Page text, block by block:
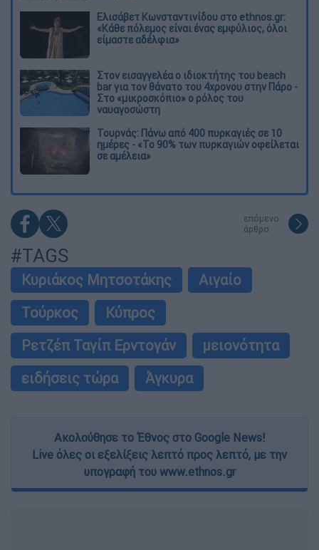
Ελισάβετ Κωνσταντινίδου στο ethnos.gr:
«Κάθε πόλεμος είναι ένας εμφύλιος, όλοι
είμαστε αδέλφια»
Στον εισαγγελέα ο ιδιοκτήτης του beach
bar για τον θάνατο του 4χρονου στην Πάρο -
Στο «μικροσκόπιο» ο ρόλος του
ναυαγοσώστη
Τουρνάς: Πάνω από 400 πυρκαγιές σε 10
ημέρες - «Το 90% των πυρκαγιών οφείλεται
σε αμέλεια»
επόμενο
άρθρο
#TAGS
Κυριάκος Μητσοτάκης
Αιγαίο
Τούρκος
Κύπρος
Ρετζέπ Ταγίπ Ερντογάν
μειονότητα
ειδήσεις τώρα
Άγκυρα
Ακολούθησε το Έθνος στο Google News!
Live όλες οι εξελίξεις λεπτό προς λεπτό, με την
υπογραφή του www.ethnos.gr